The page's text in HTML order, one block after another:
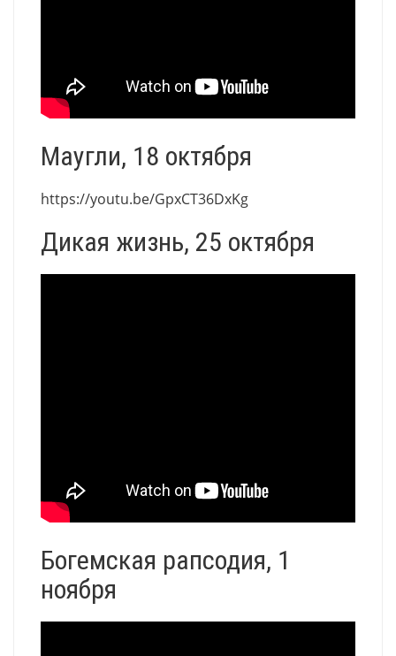
Маугли, 18 октября
https://youtu.be/GpxCT36DxKg
Дикая жизнь, 25 октября
Богемская рапсодия, 1
ноября